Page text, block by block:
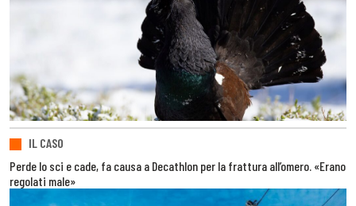
IL CASO
Perde lo sci e cade, fa causa a Decathlon per la frattura all’omero. «Erano
regolati male»